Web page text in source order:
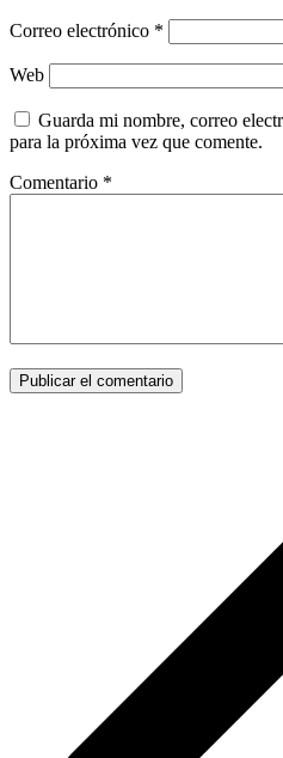
Correo electrónico *
Web
Guarda mi nombre, correo
para la próxima vez que comente.
Comentario *